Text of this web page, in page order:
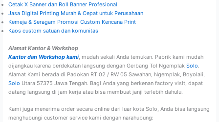
Cetak X Banner dan Roll Banner Profesional
Jasa Digital Printing Murah & Cepat untuk Perusahaan
Kemeja & Seragam Promosi Custom Kencana Print
Kaos custom satuan dan komunitas
Alamat Kantor & Workshop
Kantor dan Workshop kami, mudah sekali Anda temukan. Pabrik kami mudah
dijangkau karena berdekatan langsung dengan Gerbang Tol Ngemplak Solo.
Alamat Kami berada di Padokan RT 02 / RW 05 Sawahan, Ngemplak, Boyolali,
Solo Utara 57375 Jawa Tengah. Bagi Anda yang berkenan factory visit, dapat
datang langsung di jam kerja atau bisa membuat janji terlebih dahulu.
Kami juga menerima order secara online dari luar kota Solo, Anda bisa langsung
menghubungi customer service kami dengan narahubung: